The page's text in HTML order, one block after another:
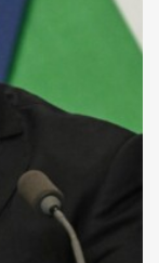
viszi az